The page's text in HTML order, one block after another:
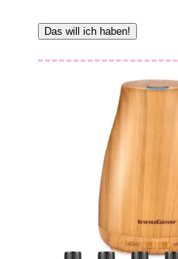
Das will ich haben!